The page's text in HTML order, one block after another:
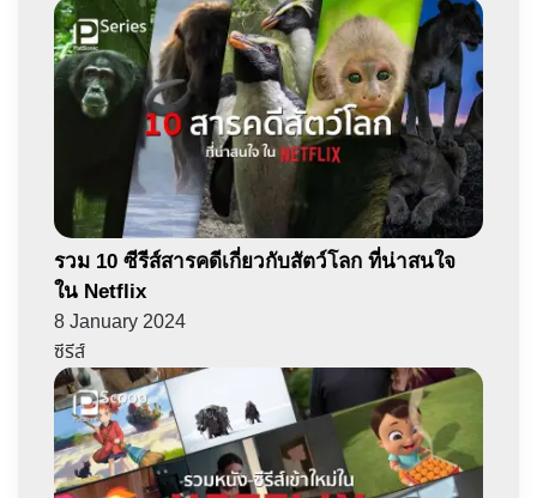
รวม 10 ซีรีส์สารคดีเกี่ยวกับสัตว์โลก ที่น่าสนใจ
ใน Netflix
8 January 2024
ซีรีส์